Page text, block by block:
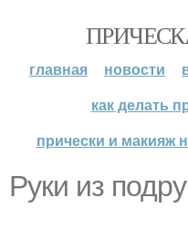
главная новости
как делать
прически и макияж
Руки из